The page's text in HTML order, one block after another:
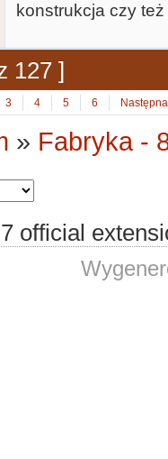
konstrukcja czy
127 ]
3 4 5 6 Następna
» Fabryka -
7 official